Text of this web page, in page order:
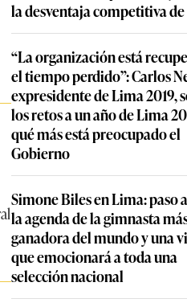
la desventaja competitiva
“La organización está
el tiempo perdido”: Carlos
expresidente de Lima 2019,
los retos a un año de Lima
qué más está preocupado el
Gobierno
Simone Biles en Lima: paso
la agenda de la gimnasta
ganadora del mundo y una
que emocionará a toda una
selección nacional